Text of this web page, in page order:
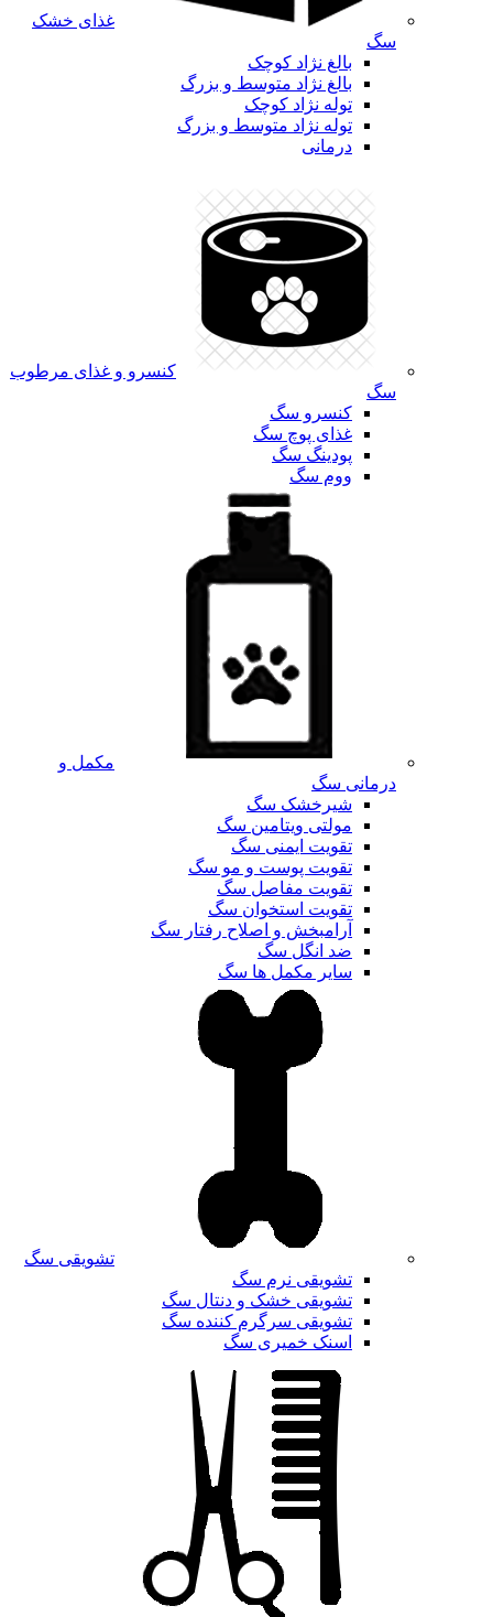
غذای خشک
سگ
بالغ نژاد کوچک
بالغ نژاد متوسط و بزرگ
توله نژاد کوچک
توله نژاد متوسط و بزرگ
درمانی
کنسرو و غذای مرطوب
سگ
کنسرو سگ
غذای پوچ سگ
پودینگ سگ
ووم سگ
مکمل و
درمانی سگ
شیرخشک سگ
مولتی ویتامین سگ
تقویت ایمنی سگ
تقویت پوست و مو سگ
تقویت مفاصل سگ
تقویت استخوان سگ
آرامبخش و اصلاح رفتار سگ
ضد انگل سگ
سایر مکمل ها سگ
تشویقی سگ
تشویقی نرم سگ
تشویقی خشک و دنتال سگ
تشویقی سرگرم کننده سگ
اسنک خمیری سگ